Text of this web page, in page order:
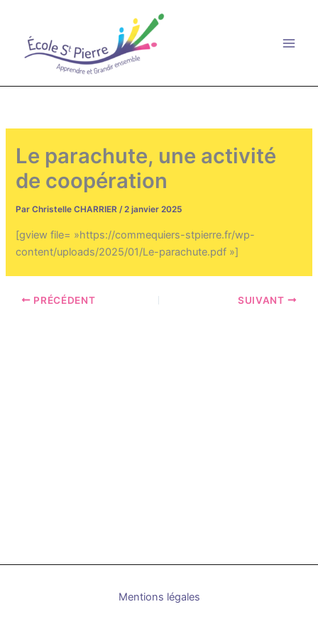
contenu
Le parachute, une activité
de coopération
ParChristelle CHARRIER/2 janvier 2025
[gview file= »https://commequiers-stpierre.fr/wp-
content/uploads/2025/01/Le-parachute.pdf »]
PRÉCÉDENT SUIVANT
Mentions légales